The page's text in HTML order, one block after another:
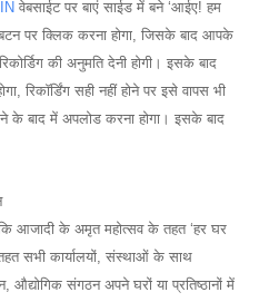
वेबसाईट पर बाएं साईड में बने ‘आईए! हम
पर क्लिक करना होगा, जिसके बाद आपके
की अनुमति देनी होगी। इसके बाद
रिकाॅर्डिंग सही नहीं होने पर इसे वापस भी
के बाद में अपलोड करना होगा। इसके बाद
आजादी के अमृत महोत्सव के तहत ‘हर घर
सभी कार्यालयों, संस्थाओं के साथ
औद्योगिक संगठन अपने घरों या प्रतिष्ठानों में